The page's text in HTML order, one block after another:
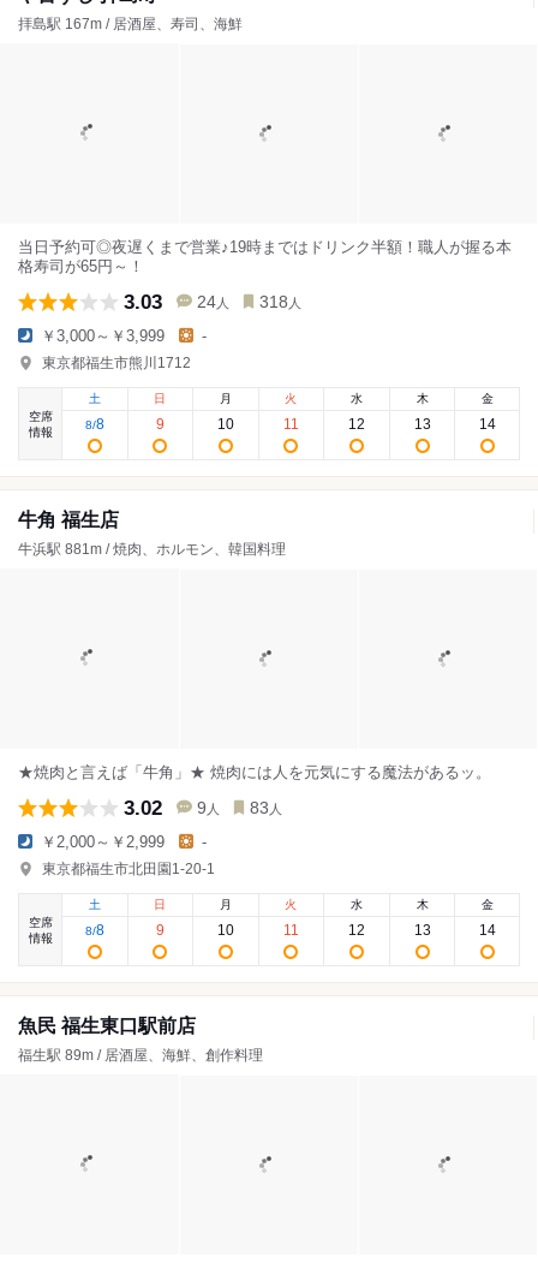
拝島駅 167m / 居酒屋、寿司、海鮮
当日予約可◎夜遅くまで営業♪19時まではドリンク半額！職人が握る本
格寿司が65円～！
3.03 24 人 318 人
￥3,000～￥3,999 -
東京都福生市熊川1712
空席
情報
土
8/8
日
9
月
10
火
11
水
12
木
13
金
14
牛角 福生店
牛浜駅 881m / 焼肉、ホルモン、韓国料理
★焼肉と言えば「牛角」★ 焼肉には人を元気にする魔法があるッ。
3.02 9 人 83 人
￥2,000～￥2,999 -
東京都福生市北田園1-20-1
空席
情報
土
8/8
日
9
月
10
火
11
水
12
木
13
金
14
魚民 福生東口駅前店
福生駅 89m / 居酒屋、海鮮、創作料理